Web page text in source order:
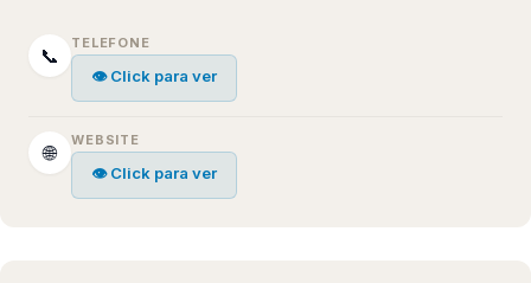
📞
TELEFONE
👁 Click para ver
🌐
WEBSITE
👁 Click para ver